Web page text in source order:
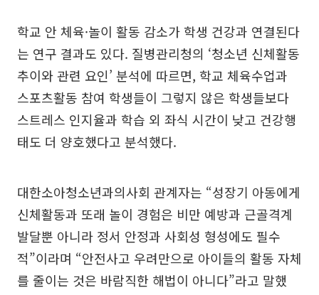
학교 안 체육·놀이 활동 감소가 학생 건강과 연결된다
는 연구 결과도 있다. 질병관리청의 ‘청소년 신체활동
추이와 관련 요인’ 분석에 따르면, 학교 체육수업과
스포츠활동 참여 학생들이 그렇지 않은 학생들보다
스트레스 인지율과 학습 외 좌식 시간이 낮고 건강행
태도 더 양호했다고 분석했다.
대한소아청소년과의사회 관계자는 “성장기 아동에게
신체활동과 또래 놀이 경험은 비만 예방과 근골격계
발달뿐 아니라 정서 안정과 사회성 형성에도 필수
적”이라며 “안전사고 우려만으로 아이들의 활동 자체
를 줄이는 것은 바람직한 해법이 아니다”라고 말했